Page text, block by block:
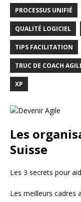
PROCESSUS UNIFIÉ
QUALITÉ LOGICIEL
TIPS FACILITATION
TRUC DE COACH
XP
Les
Suisse
Les 3 secrets pour
Les meilleurs cadres